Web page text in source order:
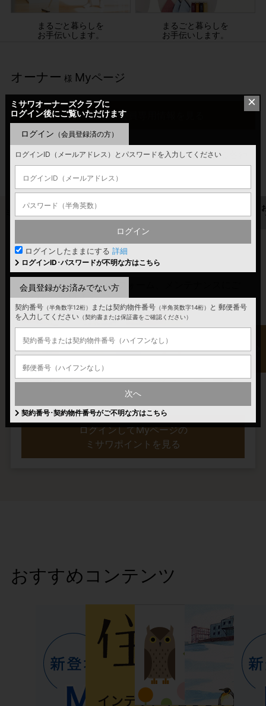
まるごと暮らしを
お手伝いします。
まるごと暮らしを
お手伝いします。
オーナー 様 Myページ
ログインして会員専用情報を見る
ミサワオーナーさま専用の住まいや暮らしに関する各種
情報、サービスをご覧いただけます。
ミサワポイント LinkGates
ミサワポイント
Webショッピングやリフォーム、メンテナンスにご
利用いただけます。
ミサワポイントの詳細はこちら
ログインしてMyページの
ミサワポイントを見る
おすすめコンテンツ
×
ミサワオーナーズクラブに
ログイン後にご覧いただけます
ログイン （会員登録済の方）
ログインID（メールアドレス）とパスワードを入力してください
ログイン
ログインしたままにする 詳細
ログインID･パスワードが不明な方はこちら
会員登録がお済みでない方
契約番号（半角数字12桁） または契約物件番号（半角英数字14桁） と 郵便番号
を入力してください（契約書または保証書をご確認ください）
次へ
契約番号･契約物件番号がご不明な方はこちら